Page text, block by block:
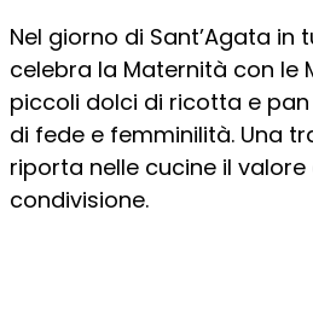
Nel giorno di Sant’Agata in
celebra la Maternità con le
piccoli dolci di ricotta e
di fede e femminilità. Una
riporta nelle cucine il
condivisione.